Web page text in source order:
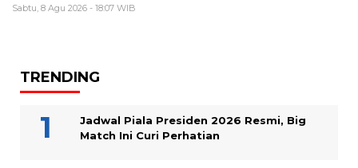
Sabtu, 8 Agu 2026 - 18:07 WIB
TRENDING
Jadwal Piala Presiden 2026 Resmi, Big
Match Ini Curi Perhatian